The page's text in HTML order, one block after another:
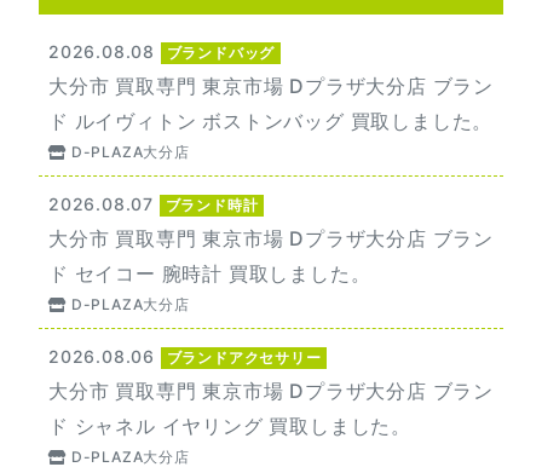
2026.08.08 ブランドバッグ
大分市 買取専門 東京市場 Dプラザ大分店 ブラン
ド ルイヴィトン ボストンバッグ 買取しました。
D-PLAZA大分店
2026.08.07 ブランド時計
大分市 買取専門 東京市場 Dプラザ大分店 ブラン
ド セイコー 腕時計 買取しました。
D-PLAZA大分店
2026.08.06 ブランドアクセサリー
大分市 買取専門 東京市場 Dプラザ大分店 ブラン
ド シャネル イヤリング 買取しました。
D-PLAZA大分店